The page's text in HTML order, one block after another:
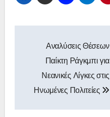
navigation
Αναλύσεις Θέσεων
Παίκτη Ράγκμπι για
Νεανικές Λίγκες στις
Ηνωμένες Πολιτείες